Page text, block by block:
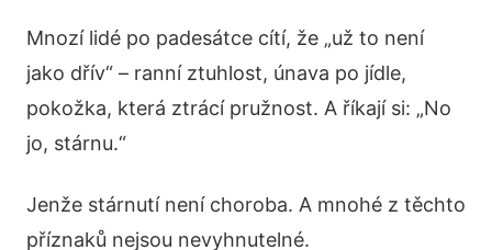
Mnozí lidé po padesátce cítí, že „už to není
jako dřív“ – ranní ztuhlost, únava po jídle,
pokožka, která ztrácí pružnost. A říkají si: „No
jo, stárnu.“
Jenže stárnutí není choroba. A mnohé z těchto
příznaků nejsou nevyhnutelné.